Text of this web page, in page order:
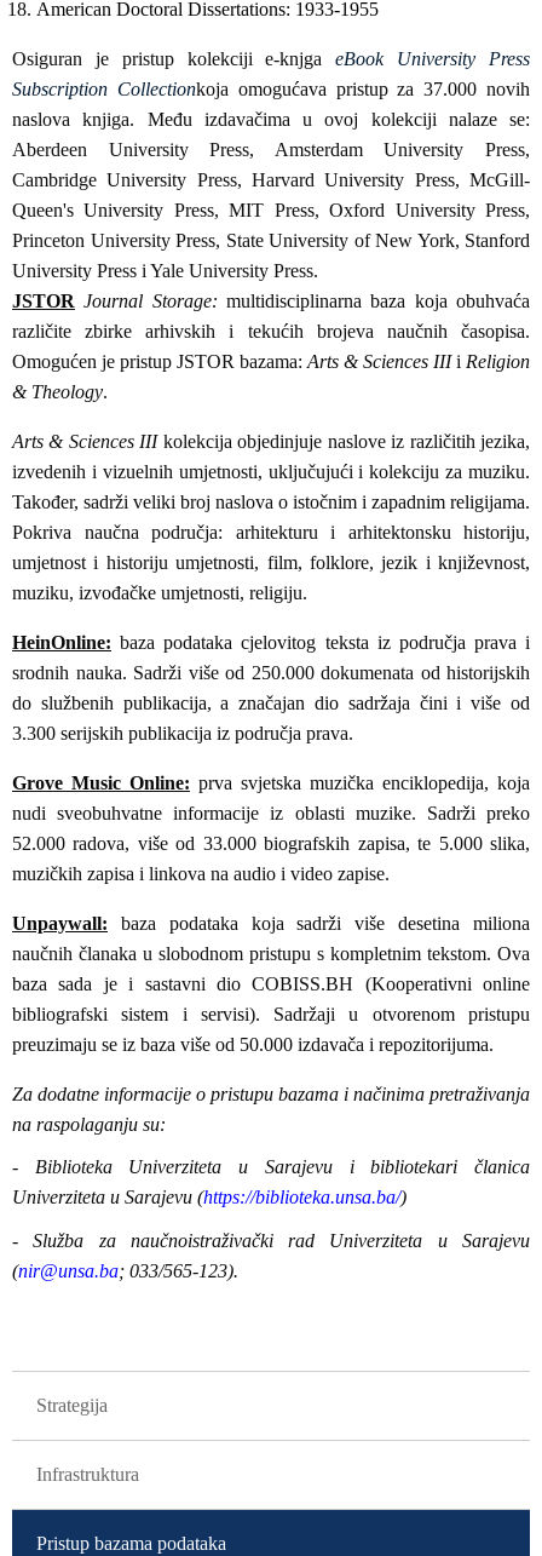
American Doctoral Dissertations: 1933-1955
Osiguran je pristup kolekciji e-knjgaeBook University Press
Subscription Collectionkoja omogućava pristup za 37.000 novih
naslova knjiga. Među izdavačima u ovoj kolekciji nalaze se:
Aberdeen University Press, Amsterdam University Press,
Cambridge University Press, Harvard University Press, McGill-
Queen's University Press, MIT Press, Oxford University Press,
Princeton University Press, State University of New York, Stanford
University Press i Yale University Press.
JSTOR Journal Storage:multidisciplinarna baza koja obuhvaća
različite zbirke arhivskih i tekućih brojeva naučnih časopisa.
Omogućen je pristup JSTOR bazama: Arts & Sciences IIIi Religion
& Theology.
Arts & Sciences III kolekcija objedinjuje naslove iz različitih jezika,
izvedenih i vizuelnih umjetnosti, uključujući i kolekciju za muziku.
Također, sadrži veliki broj naslova o istočnim i zapadnim religijama.
Pokriva naučna područja: arhitekturu i arhitektonsku historiju,
umjetnost i historiju umjetnosti, film, folklore, jezik i književnost,
muziku, izvođačke umjetnosti, religiju.
HeinOnline: baza podataka cjelovitog teksta iz područja prava i
srodnih nauka. Sadrži više od 250.000 dokumenata od historijskih
do službenih publikacija, a značajan dio sadržaja čini i više od
3.300 serijskih publikacija iz područja prava.
Grove Music Online: prva svjetska muzička enciklopedija, koja
nudi sveobuhvatne informacije iz oblasti muzike. Sadrži preko
52.000 radova, više od 33.000 biografskih zapisa, te 5.000 slika,
muzičkih zapisa i linkova na audio i video zapise.
Unpaywall:
baza podataka koja sadrži više desetina miliona
naučnih članaka u slobodnom pristupu s kompletnim tekstom. Ova
baza sada je i sastavni dio COBISS.BH (Kooperativni online
bibliografski sistem i servisi). Sadržaji u otvorenom pristupu
preuzimaju se iz baza više od 50.000 izdavača i repozitorijuma.
Za dodatne informacije o pristupu bazama i načinima pretraživanja
na raspolaganju su:
- Biblioteka Univerziteta u Sarajevu i bibliotekari članica
Univerziteta u Sarajevu (https://biblioteka.unsa.ba/)
- Služba za naučnoistraživački rad Univerziteta u Sarajevu
(nir@unsa.ba; 033/565-123).
Strategija
Infrastruktura
Pristup bazama podataka